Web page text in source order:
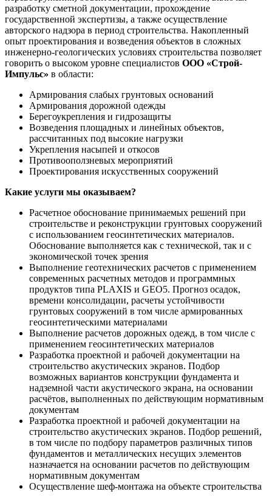
разработку сметной документации, прохождение
государственной экспертизы, а также осуществление
авторского надзора в период строительства. Накопленный
опыт проектирования и возведения объектов в сложных
инженерно-геологических условиях строительства позволяет
говорить о высоком уровне специалистов ООО «Строй-
Импульс» в области:
Армирования слабых грунтовых оснований
Армирования дорожной одежды
Берегоукрепления и гидрозащиты
Возведения площадных и линейных объектов,
рассчитанных под высокие нагрузки
Укрепления насыпей и откосов
Противооползневых мероприятий
Проектирования искусственных сооружений
Какие услуги мы оказываем?
Расчетное обоснование принимаемых решений при
строительстве и реконструкции грунтовых сооружений
с использованием геосинтетических материалов.
Обоснование выполняется как с технической, так и с
экономической точек зрения
Выполнение геотехнических расчетов с применением
современных расчетных методов и программных
продуктов типа PLAXIS и GEO5. Прогноз осадок,
времени консолидации, расчеты устойчивости
грунтовых сооружений в том числе армированных
геосинтетическими материалами
Выполнение расчетов дорожных одежд, в том числе с
применением геосинтетических материалов
Разработка проектной и рабочей документации на
строительство акустических экранов. Подбор
возможных вариантов конструкции фундамента и
надземной части акустического экрана, на основании
расчётов, выполненных по действующим нормативным
документам
Разработка проектной и рабочей документации на
строительство акустических экранов. Подбор решений,
в том числе по подбору параметров различных типов
фундаментов и металлических несущих элементов
назначается на основании расчетов по действующим
нормативным документам
Осуществление шеф-монтажа на объекте строительства